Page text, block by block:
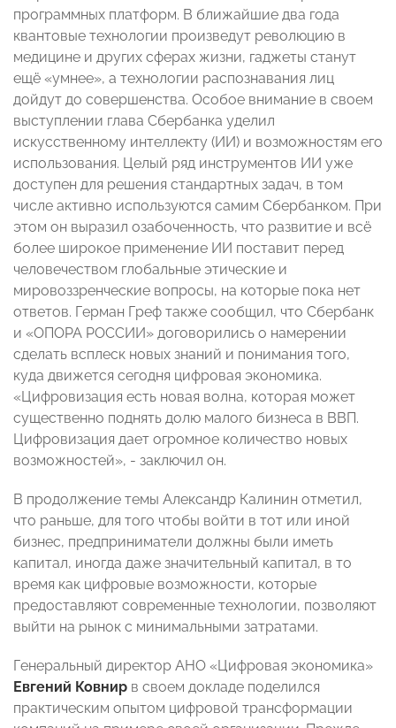
программных платформ. В ближайшие два года
квантовые технологии произведут революцию в
медицине и других сферах жизни, гаджеты станут
ещё «умнее», а технологии распознавания лиц
дойдут до совершенства. Особое внимание в своем
выступлении глава Сбербанка уделил
искусственному интеллекту (ИИ) и возможностям его
использования. Целый ряд инструментов ИИ уже
доступен для решения стандартных задач, в том
числе активно используются самим Сбербанком. При
этом он выразил озабоченность, что развитие и всё
более широкое применение ИИ поставит перед
человечеством глобальные этические и
мировоззренческие вопросы, на которые пока нет
ответов. Герман Греф также сообщил, что Сбербанк
и «ОПОРА РОССИИ» договорились о намерении
сделать всплеск новых знаний и понимания того,
куда движется сегодня цифровая экономика.
«Цифровизация есть новая волна, которая может
существенно поднять долю малого бизнеса в ВВП.
Цифровизация дает огромное количество новых
возможностей», - заключил он.
В продолжение темы Александр Калинин отметил,
что раньше, для того чтобы войти в тот или иной
бизнес, предприниматели должны были иметь
капитал, иногда даже значительный капитал, в то
время как цифровые возможности, которые
предоставляют современные технологии, позволяют
выйти на рынок с минимальными затратами.
Генеральный директор АНО «Цифровая экономика»
Евгений Ковнир в своем докладе поделился
практическим опытом цифровой трансформации